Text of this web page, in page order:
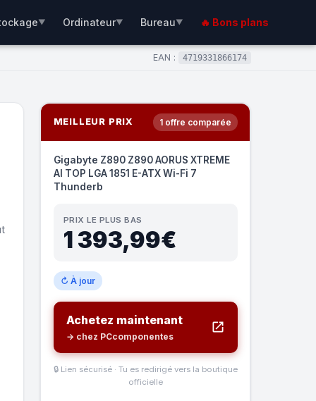
▼ Ordinateur▼ Bureau▼ 🔥 Bons plans
EAN : 4719331866174
MEILLEUR PRIX 1 offre comparée
Gigabyte Z890 Z890 AORUS XTREME
AI TOP LGA 1851 E-ATX Wi-Fi 7
Thunderb
PRIX LE PLUS BAS
1 393,99€
↻ À jour
Achetez maintenant
→ chez PCcomponentes
🔒 Lien sécurisé · Tu es redirigé vers la boutique
officielle